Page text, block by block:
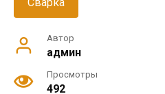
Автор
админ
Просмотры
492